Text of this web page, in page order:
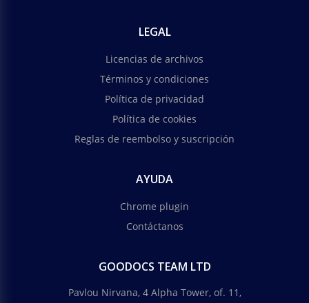
LEGAL
Licencias de archivos
Términos y condiciones
Política de privacidad
Política de cookies
Reglas de reembolso y suscripción
AYUDA
Chrome plugin
Contáctanos
GOODOCS TEAM LTD
Pavlou Nirvana, 4 Alpha Tower, of. 11,